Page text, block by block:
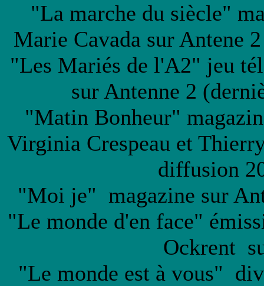
"La marche du siècle"
Marie Cavada sur Antene
"Les Mariés de l'A2" jeu
sur Antenne 2
"Matin Bonheur"
Virginia Crespeau et
diffusion
"Moi je" magazine sur
"Le monde d'en face"
Ockrent
"Le monde est à vous"